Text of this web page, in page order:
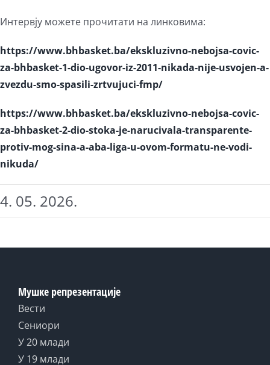
Интервју можете прочитати на линковима:
https://www.bhbasket.ba/ekskluzivno-nebojsa-covic-
za-bhbasket-1-dio-ugovor-iz-2011-nikada-nije-usvojen-a-
zvezdu-smo-spasili-zrtvujuci-fmp/
https://www.bhbasket.ba/ekskluzivno-nebojsa-covic-
za-bhbasket-2-dio-stoka-je-narucivala-transparente-
protiv-mog-sina-a-aba-liga-u-ovom-formatu-ne-vodi-
nikuda/
4. 05. 2026.
Мушке репрезентације
Вести
Сениори
У 20 млади
У 19 млади